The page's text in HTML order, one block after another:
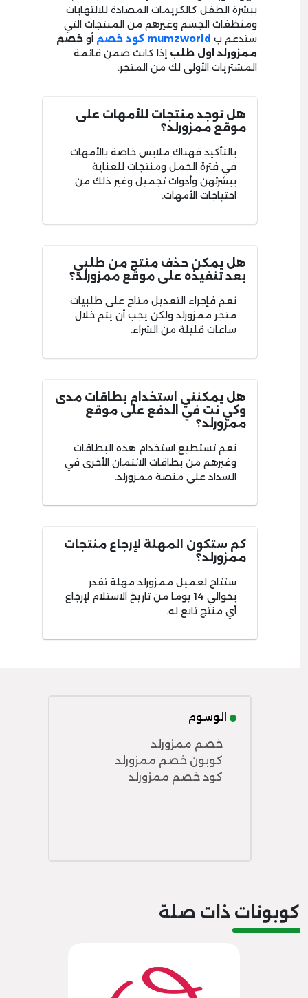
ببشرة الطفل كالكريمات المضادة للالتهابات
ومنظفات الجسم وغيرهم من المنتجات التي
ستدعم ب mumzworld كود خصم أو خصم
ممزورلد اول طلب إذا كانت ضمن قائمة
المشتريات الأولى لك من المتجر.
هل توجد منتجات للأمهات على
موقع ممزورلد؟
بالتأكيد فهناك ملابس خاصة بالأمهات
في فترة الحمل ومنتجات للعناية
ببشرتهن وأدوات تجميل وغير ذلك من
احتياجات الأمهات.
هل يمكن حذف منتج من طلبي
بعد تنفيذه على موقع ممزورلد؟
نعم فإجراء التعديل متاح على طلبيات
متجر ممزورلد ولكن يجب أن يتم خلال
ساعات قليلة من الشراء.
هل يمكنني استخدام بطاقات مدى
وكي نت في الدفع على موقع
ممزورلد؟
نعم تستطيع استخدام هذه البطاقات
وغيرهم من بطاقات الائتمان الأخرى في
السداد على منصة ممزورلد.
كم ستكون المهلة لإرجاع منتجات
ممزورلد؟
ستتاح لعميل ممزورلد مهلة تقدر
بحوالي 14 يوما من تاريخ الاستلام لإرجاع
أي منتج تابع له.
الوسوم
خصم ممزورلد
كوبون خصم ممزورلد
كود خصم ممزورلد
كوبونات ذات صلة